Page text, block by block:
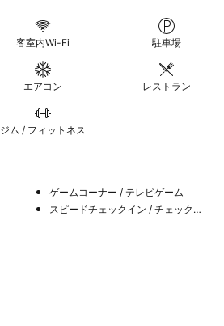
客室内Wi-Fi 駐車場
エアコン レストラン
ジム / フィットネス
ゲームコーナー / テレビゲーム
スピードチェックイン / チェックアウト